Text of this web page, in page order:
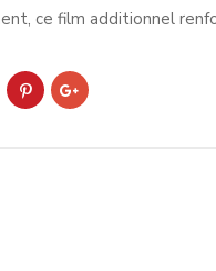
ce film additionnel